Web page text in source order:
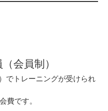
会員制）
でトレーニングが受けられ
費です。